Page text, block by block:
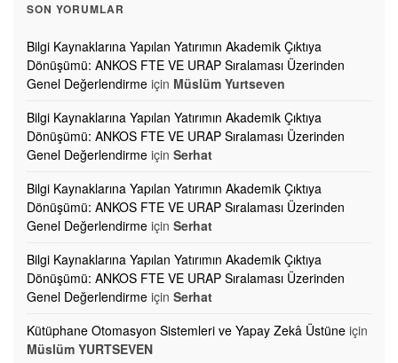
SON YORUMLAR
Bilgi Kaynaklarına Yapılan Yatırımın Akademik Çıktıya
Dönüşümü: ANKOS FTE VE URAP Sıralaması Üzerinden
Genel Değerlendirme için Müslüm Yurtseven
Bilgi Kaynaklarına Yapılan Yatırımın Akademik Çıktıya
Dönüşümü: ANKOS FTE VE URAP Sıralaması Üzerinden
Genel Değerlendirme için Serhat
Bilgi Kaynaklarına Yapılan Yatırımın Akademik Çıktıya
Dönüşümü: ANKOS FTE VE URAP Sıralaması Üzerinden
Genel Değerlendirme için Serhat
Bilgi Kaynaklarına Yapılan Yatırımın Akademik Çıktıya
Dönüşümü: ANKOS FTE VE URAP Sıralaması Üzerinden
Genel Değerlendirme için Serhat
Kütüphane Otomasyon Sistemleri ve Yapay Zekâ Üstüne için
Müslüm YURTSEVEN